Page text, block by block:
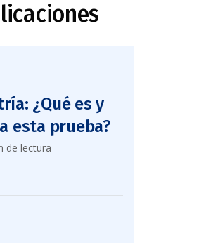
¿Qué es y
esta prueba?
de lectura